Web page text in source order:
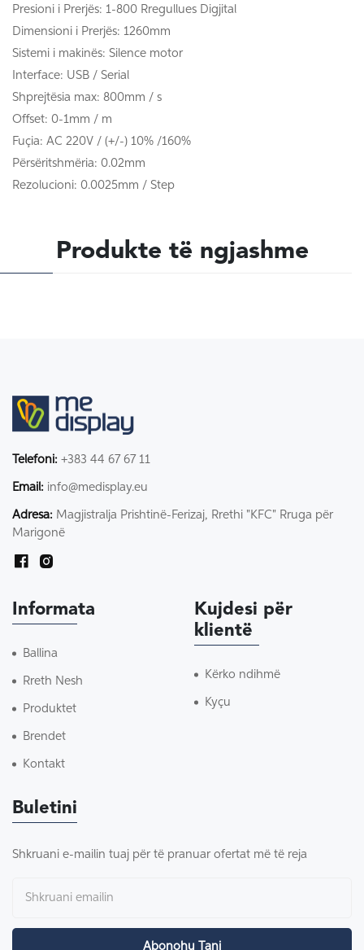
Presioni i Prerjës: 1-800 Rregullues Digjital
Dimensioni i Prerjës: 1260mm
Sistemi i makinës: Silence motor
Interface: USB / Serial
Shprejtësia max: 800mm / s
Offset: 0-1mm / m
Fuçia: AC 220V / (+/-) 10% /160%
Përsëritshmëria: 0.02mm
Rezolucioni: 0.0025mm / Step
Produkte të ngjashme
Telefoni: +383 44 67 67 11
Email: info@medisplay.eu
Adresa: Magjistralja Prishtinë-Ferizaj, Rrethi "KFC" Rruga për
Marigonë
Informata
Ballina
Rreth Nesh
Produktet
Brendet
Kontakt
Kujdesi për
klientë
Kërko ndihmë
Kyçu
Buletini
Shkruani e-mailin tuaj për të pranuar ofertat më të reja